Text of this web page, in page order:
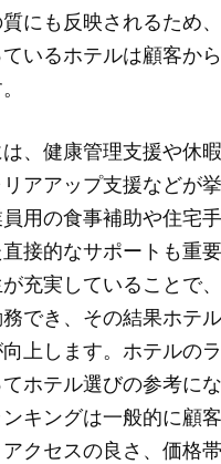
にも反映されるため
いるホテルは顧客か
、健康管理支援や休
アアップ支援などが
用の食事補助や住宅
接的なサポートも重
充実していることで
でき、その結果ホテ
上します。ホテルの
ホテル選びの参考に
キングは一般的に顧
クセスの良さ、価格